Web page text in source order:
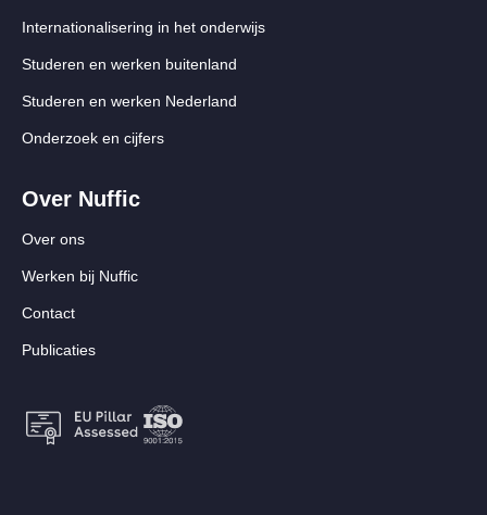
Internationalisering in het onderwijs
Studeren en werken buitenland
Studeren en werken Nederland
Onderzoek en cijfers
Over Nuffic
Over ons
Werken bij Nuffic
Contact
Publicaties